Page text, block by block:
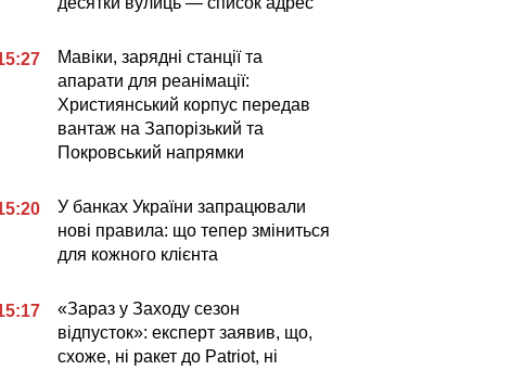
Мавіки, зарядні станції та
апарати для реанімації:
Християнський корпус передав
вантаж на Запорізький та
Покровський напрямки
У банках України запрацювали
нові правила: що тепер зміниться
для кожного клієнта
«Зараз у Заходу сезон
відпусток»: експерт заявив, що,
схоже, ні ракет до Patriot, ні